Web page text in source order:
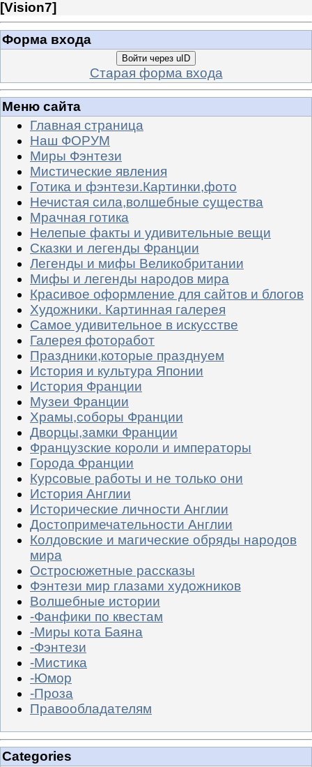
[Vision7]
Форма входа
Войти через uID
Старая форма входа
Меню сайта
Главная страница
Наш ФОРУМ
Миры Фэнтези
Мистические явления
Готика и фэнтези.Картинки,фото
Нечистая сила,волшебные существа
Мрачная готика
Нелепые факты и удивительные вещи
Сказки и легенды Франции
Легенды и мифы Великобритании
Мифы и легенды народов мира
Красивое оформление для сайтов и блогов
Художники. Картинная галерея
Самое удивительное в искусстве
Галерея фоторабот
Праздники,которые празднуем
История и культура Японии
История Франции
Музеи Франции
Храмы,соборы Франции
Дворцы,замки Франции
Французские короли и императоры
Города Франции
Курсовые работы и не только они
История Англии
Исторические личности Англии
Достопримечательности Англии
Колдовские и магические обряды народов
мира
Остросюжетные рассказы
Фэнтези мир глазами художников
Волшебные истории
-Фанфики по квестам
-Миры кота Баяна
-Фэнтези
-Мистика
-Юмор
-Проза
Правообладателям
Categories